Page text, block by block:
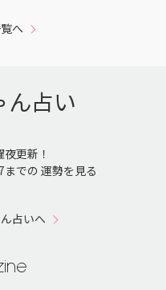
へ
ん占い
更新！
での 運勢を見る
占いへ